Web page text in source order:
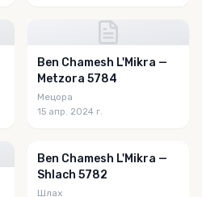
Ben Chamesh L'Mikra —
Metzora 5784
Мецора
15 апр. 2024 г.
Ben Chamesh L'Mikra —
Shlach 5782
Шлах